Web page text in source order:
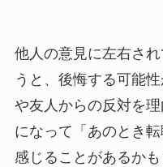
他人の意見に左右さ
うと、後悔する可能
や友人からの反対を
になって「あのとき
感じることがあるかも